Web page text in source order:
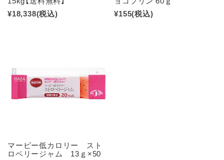
¥18,338(税込)
¥155(税込)
マービー低カロリー スト
ロベリージャム 13ｇ×50